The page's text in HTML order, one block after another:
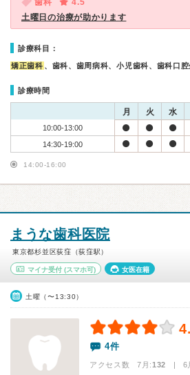
歯科
4.5
土曜日の治療が助かります
診療科目：
矯正歯科 、歯科、歯周病科、小児歯科、歯科口
診療時間
月 火 水
10:00-13:00
14:30-19:00
14:00-16:00
まうな歯科医院
東京都杉並区荻窪（荻窪駅）
マイナ受付 (スマホ可) 女医在籍
土曜（〜13:30）
4件
アクセス数 7月:132 | 6